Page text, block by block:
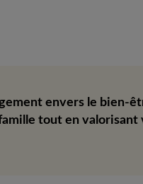
envers le bien-
tout en valorisant